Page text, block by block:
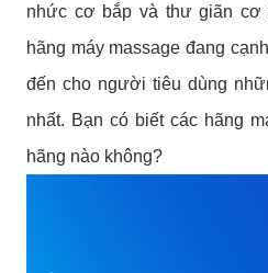
nhức cơ bắp và thư giãn cơ
hãng máy massage đang
đến cho người tiêu dùng
nhất. Bạn có biết các hãng
hãng nào không?